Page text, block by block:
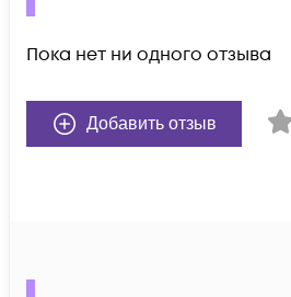
Пока нет ни одного отзыва
Добавить отзыв